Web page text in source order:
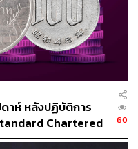
ดาห์ หลังปฏิบัติการ
Chartered
บาทต่อดอลลาร์
60